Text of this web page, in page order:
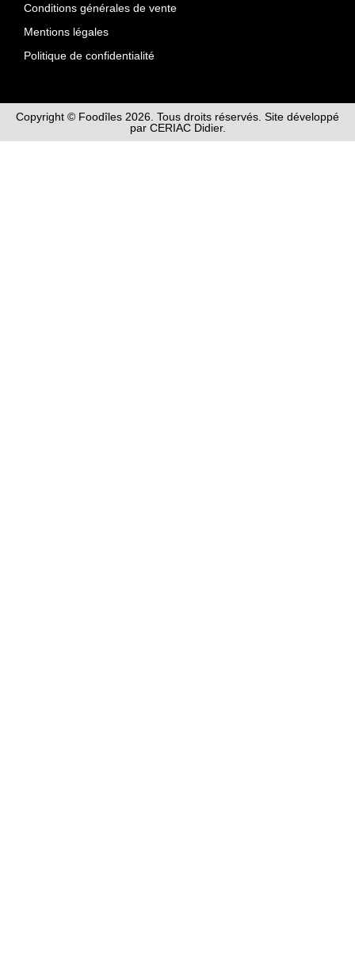
Conditions générales de vente
Mentions légales
Politique de confidentialité
Copyright © Foodîles 2026. Tous droits réservés. Site développé
par CERIAC Didier.